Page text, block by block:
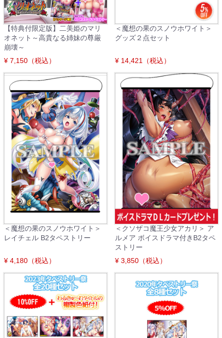
【特典付限定版】二美姫のマリ
オネット～高貴なる姉妹の尊厳
崩壊～
¥ 7,150（税込）
＜魔想の果のスノウホワイト＞
グッズ２点セット
¥ 14,421（税込）
＜魔想の果のスノウホワイト＞
レイチェル B2タペストリー
¥ 4,180（税込）
＜クソザコ魔王少女アカリ＞ ア
ルメア ボイスドラマ付きB2タペ
ストリー
¥ 3,850（税込）